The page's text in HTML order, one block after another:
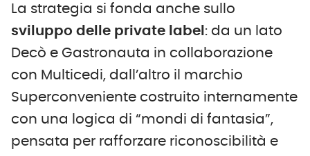
La strategia si fonda anche sullo
sviluppo delle private label : da un lato
Decò e Gastronauta in collaborazione
con Multicedi, dall’altro il marchio
Superconveniente costruito internamente
con una logica di “mondi di fantasia”,
pensata per rafforzare riconoscibilità e